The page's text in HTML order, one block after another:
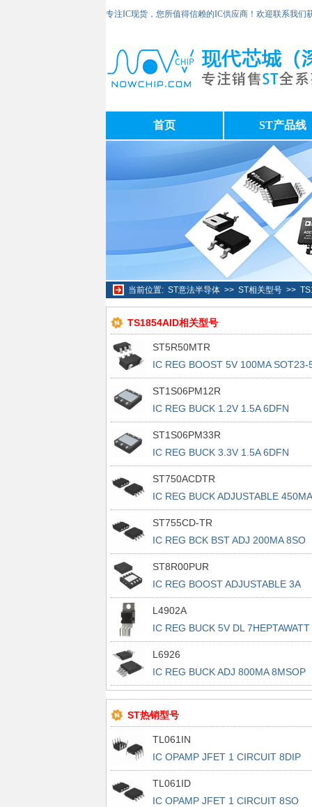
专注IC现货，您所值得信赖的IC供应商！欢迎联系我们
首页 ST产品线
当前位置: ST意法半导体>> ST相关型号>>
TS1854AID相关型号
ST5R50MTR
IC REG BOOST 5V 100MA SOT23-
ST1S06PM12R
IC REG BUCK 1.2V 1.5A 6DFN
ST1S06PM33R
IC REG BUCK 3.3V 1.5A 6DFN
ST750ACDTR
IC REG BUCK ADJUSTABLE 450MA
8SO
ST755CD-TR
IC REG BCK BST ADJ 200MA 8SO
ST8R00PUR
IC REG BOOST ADJUSTABLE 3A
8DFN
L4902A
IC REG BUCK 5V DL 7HEPTAWATT
L6926
IC REG BUCK ADJ 800MA 8MSOP
ST热销型号
TL061IN
IC OPAMP JFET 1 CIRCUIT 8DIP
TL061ID
IC OPAMP JFET 1 CIRCUIT 8SO